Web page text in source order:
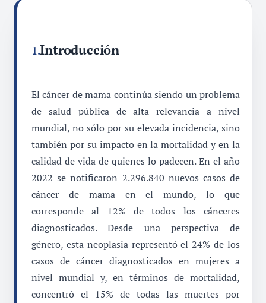
1.Introducción
El cáncer de mama continúa siendo un problema
de salud pública de alta relevancia a nivel
mundial, no sólo por su elevada incidencia, sino
también por su impacto en la mortalidad y en la
calidad de vida de quienes lo padecen. En el año
2022 se notificaron 2.296.840 nuevos casos de
cáncer de mama en el mundo, lo que
corresponde al 12% de todos los cánceres
diagnosticados. Desde una perspectiva de
género, esta neoplasia representó el 24% de los
casos de cáncer diagnosticados en mujeres a
nivel mundial y, en términos de mortalidad,
concentró el 15% de todas las muertes por